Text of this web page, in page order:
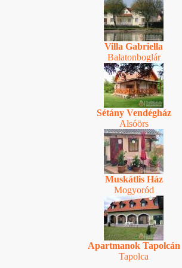
Villa Gabriella
Balatonboglár
Sétány Vendégház
Alsóörs
Muskátlis Ház
Mogyoród
Apartmanok Tapolcán
Tapolca